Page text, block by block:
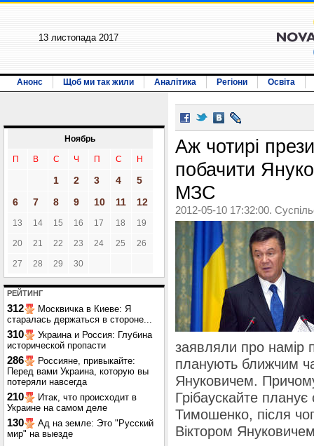
13 листопада 2017
Анонс Щоб ми так жили Аналітика Регіони Освіта
Ноябрь
П В С Ч П С Н
1 2 3 4
5
6
7 8 9 10 11 12
13 14 15 16 17 18 19
20 21 22 23 24 25 26
27 28 29 30
РЕЙТИНГ
312
Москвичка в Киеве: Я
старалась держаться в стороне...
310
Украина и Россия: Глубина
исторической пропасти
286
Россияне, привыкайте:
Перед вами Украина, которую вы
потеряли навсегда
210
Итак, что происходит в
Украине на самом деле
130
Ад на земле: Это "Русский
мир" на выезде
Аж чотирі
побачити
МЗС
2012-05-10 17:32:00.
заявляли про намір
планують ближчим
Януковичем.
Грібаускайте
Тимошенко, після
Віктором